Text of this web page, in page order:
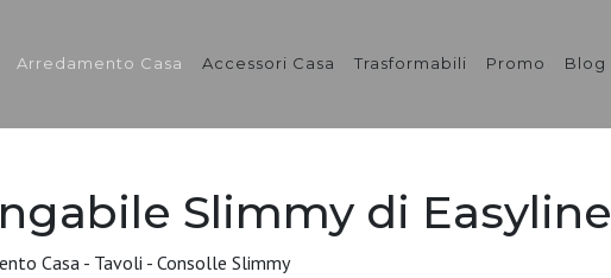
Arredamento Casa Accessori Casa Trasformabili Promo Blog
Slimmy di Easyline
Casa - Tavoli - Consolle Slimmy